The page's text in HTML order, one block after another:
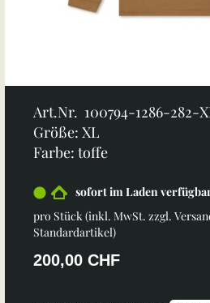
Art.Nr. 100794-1286-282-
Größe: XL
Farbe: toffe
sofort im Laden
pro Stück (inkl. MwSt. zzgl.
Standardartikel)
200,00 CHF